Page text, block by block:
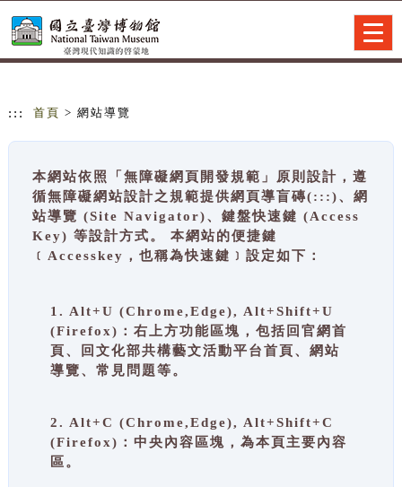
::: 首頁 > 網站導覽
本網站依照「無障礙網頁開發規範」原則設計，遵
循無障礙網站設計之規範提供網頁導盲磚(:::)、網
站導覽 (Site Navigator)、鍵盤快速鍵 (Access
Key) 等設計方式。 本網站的便捷鍵
﹝Accesskey，也稱為快速鍵﹞設定如下：
1. Alt+U (Chrome,Edge), Alt+Shift+U
(Firefox)：右上方功能區塊，包括回官網首
頁、回文化部共構藝文活動平台首頁、網站
導覽、常見問題等。
2. Alt+C (Chrome,Edge), Alt+Shift+C
(Firefox)：中央內容區塊，為本頁主要內容
區。